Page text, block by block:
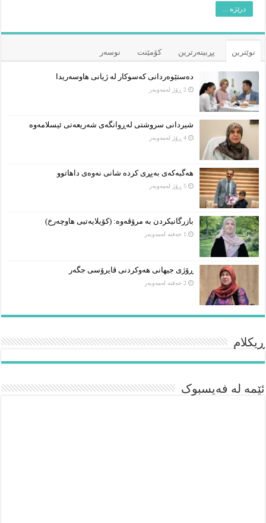
درێژە ...
نوێترین پڕبینەرترین کۆمێنت نوسەر
دەستێوەردانی کەسوکار لە ژیانی هاوسەریدا
2 ڕۆژ لەمەوبەر
شیردانی سروشتی لەڕوانگەی شەریعەتی ئیسلامەوە
4 ڕۆژ لەمەوبەر
هەگبەکەی بەپڕی کردە شانی نەوەی داهاتوو
5 ڕۆژ لەمەوبەر
بازرگانیکردن بە مرۆڤەوە: (کۆیلایەتیی هاوچەرخ)
1 حەفتە لەمەوبەر
ڕۆژی جیهانی هەوکردنی ڤایرۆسی جگەر
2 حەفتە لەمەوبەر
ڕیکلام
ئێمە لە فەیسبوک